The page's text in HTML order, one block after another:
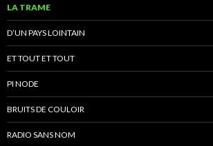
LA TRAME
D’UN PAYS LOINTAIN
ET TOUT ET TOUT
PI NODE
BRUITS DE COULOIR
RADIO SANS NOM